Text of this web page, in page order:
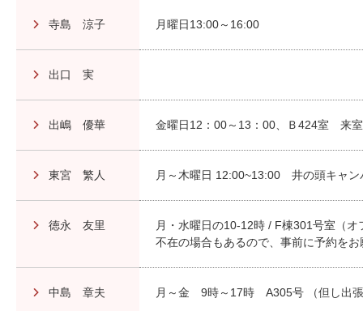
寺島 涼子 月曜日13:00～16:00
出口 実
出嶋 優華 金曜日12：00～13：00、Ｂ424室 来
東宮 繁人 月～木曜日 12:00~13:00 井の頭キャン
徳永 友里
月・水曜日の10-12時 / F棟301号室（
不在の場合もあるので、事前に予約を
中島 章夫 月～金 9時～17時 A305号 （但し出